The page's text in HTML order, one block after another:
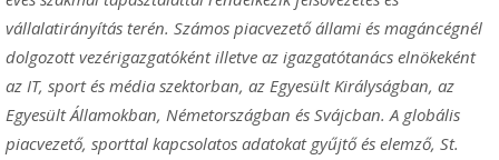
vállalatirányítás terén. Számos piacvezető állami és magáncégnél
dolgozott vezérigazgatóként illetve az igazgatótanács elnökeként
az IT, sport és média szektorban, az Egyesült Királyságban, az
Egyesült Államokban, Németországban és Svájcban. A globális
piacvezető, sporttal kapcsolatos adatokat gyűjtő és elemző, St.